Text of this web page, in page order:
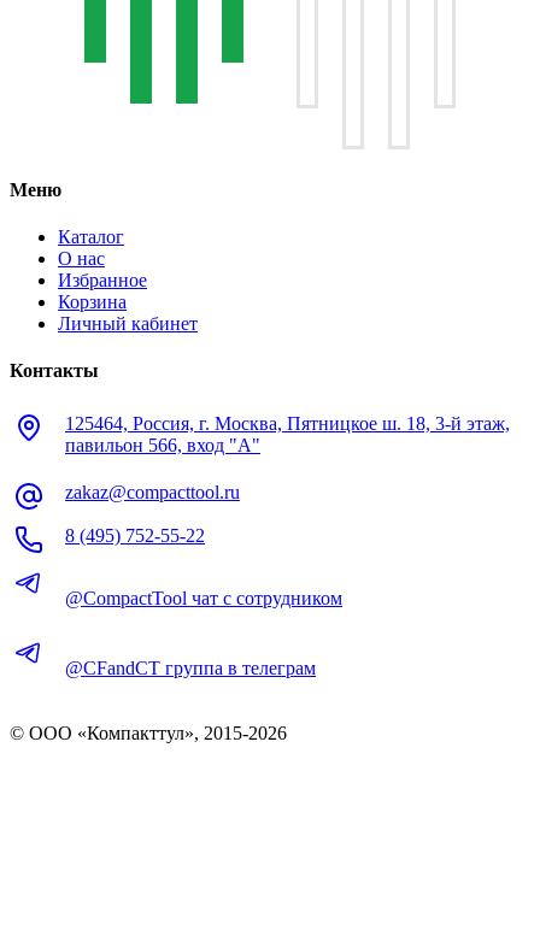
Меню
Каталог
О нас
Избранное
Корзина
Личный кабинет
Контакты
125464, Россия, г. Москва, Пятницкое ш. 18, 3-й этаж,
павильон 566, вход "А"
zakaz@compacttool.ru
8 (495) 752-55-22
@CompactTool чат с сотрудником
@CFandCT группа в телеграм
© OOO «Компакттул», 2015-2026